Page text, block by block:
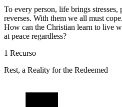
To every person, life brings
reverses. With them we all must
How can the Christian learn to live
at peace regardless?
1 Recurso
Rest, a Reality for the Redeemed